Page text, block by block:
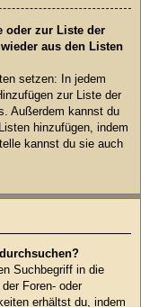
oder zur Liste der
aus den Listen
setzen: In jedem
zur Liste der
Außerdem kannst du
hinzufügen, indem
kannst du sie auch
Suchbegriff in die
Foren- oder
erhältst du, indem